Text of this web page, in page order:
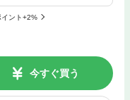
ント+2%
今すぐ買う